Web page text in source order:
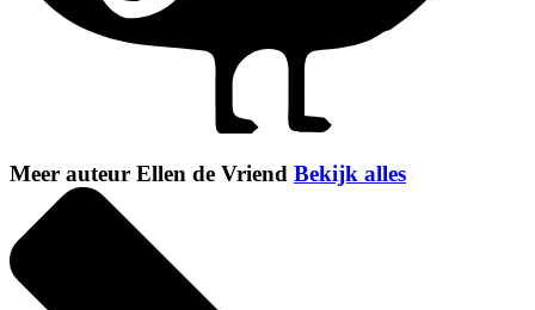
Meer auteur Ellen de Vriend Bekijk alles